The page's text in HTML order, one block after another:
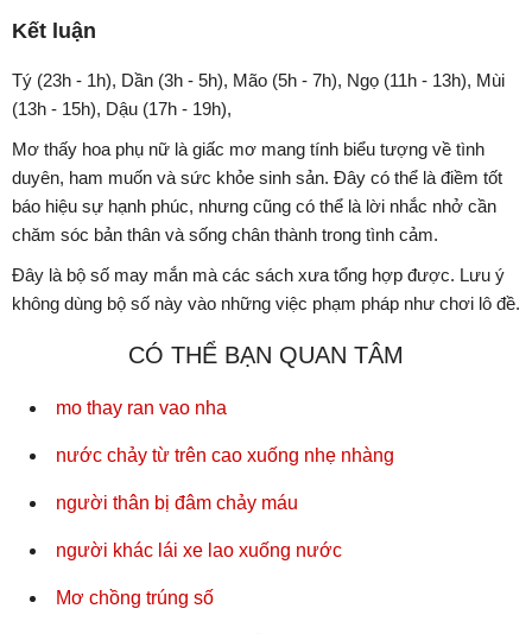
Kết luận
Tý (23h - 1h), Dần (3h - 5h), Mão (5h - 7h), Ngọ (11h - 13h), Mùi
(13h - 15h), Dậu (17h - 19h),
Mơ thấy hoa phụ nữ là giấc mơ mang tính biểu tượng về tình
duyên, ham muốn và sức khỏe sinh sản. Đây có thể là điềm tốt
báo hiệu sự hạnh phúc, nhưng cũng có thể là lời nhắc nhở cần
chăm sóc bản thân và sống chân thành trong tình cảm.
Đây là bộ số may mắn mà các sách xưa tổng hợp được. Lưu ý
không dùng bộ số này vào những việc phạm pháp như chơi lô đề.
CÓ THỂ BẠN QUAN TÂM
mo thay ran vao nha
nước chảy từ trên cao xuống nhẹ nhàng
người thân bị đâm chảy máu
người khác lái xe lao xuống nước
Mơ chồng trúng số